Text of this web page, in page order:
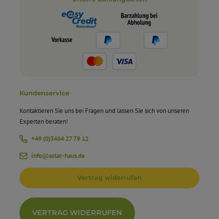
ZelleAbmessungen (BxHxT)625 x 545 x 330 mmGewicht114 kgWeitere
Informationen finden Sie im Datenblatt.
Kundenservice
Kontaktieren Sie uns bei Fragen und lassen Sie sich von unseren
Experten beraten!
+49 (0)3464 27 79 12
info@solar-haus.de
Vertrag widerrufen
VERTRAG WIDERRUFEN